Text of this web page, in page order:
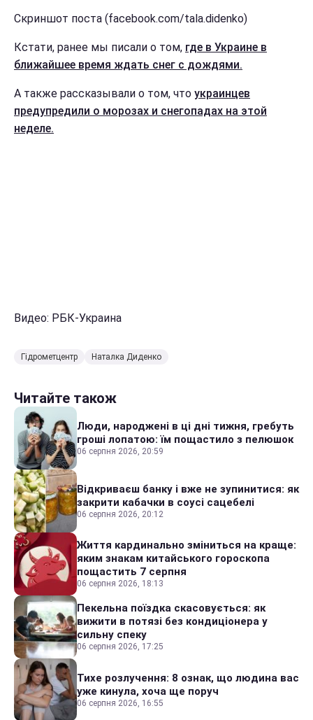
Скриншот поста (facebook.com/tala.didenko)
Кстати, ранее мы писали о том, где в Украине в
ближайшее время ждать снег с дождями.
А также рассказывали о том, что украинцев
предупредили о морозах и снегопадах на этой
неделе.
Видео: РБК-Украина
Гідрометцентр Наталка Диденко
Читайте також
Люди, народжені в ці дні тижня, гребуть
гроші лопатою: їм пощастило з пелюшок
06 серпня 2026, 20:59
Відкриваєш банку і вже не зупинитися: як
закрити кабачки в соусі сацебелі
06 серпня 2026, 20:12
Життя кардинально зміниться на краще:
яким знакам китайського гороскопа
пощастить 7 серпня
06 серпня 2026, 18:13
Пекельна поїздка скасовується: як
вижити в потязі без кондиціонера у
сильну спеку
06 серпня 2026, 17:25
Тихе розлучення: 8 ознак, що людина вас
уже кинула, хоча ще поруч
06 серпня 2026, 16:55